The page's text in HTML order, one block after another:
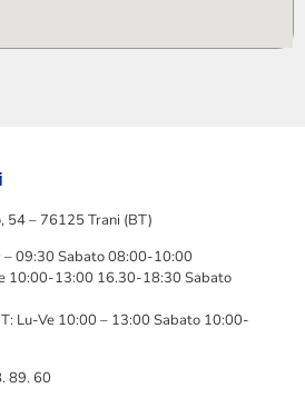
54 – 76125 Trani (BT)
– 09:30 Sabato 08:00-10:00
10:00-13:00 16.30-18:30 Sabato
Lu-Ve 10:00 – 13:00 Sabato 10:00-
89. 60